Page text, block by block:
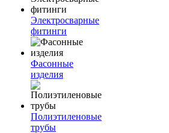
Электросварные
фитинги
Фасонные
изделия
Полиэтиленовые
трубы